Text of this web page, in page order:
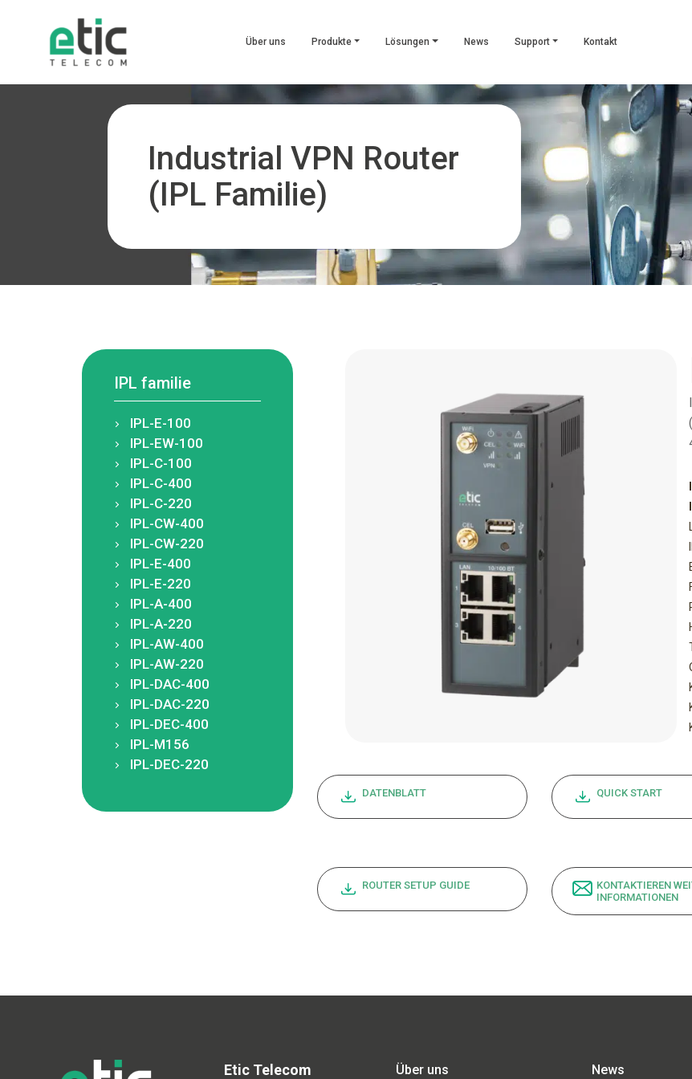
Über uns Produkte Lösungen News Support Kontakt
Industrial VPN Router
(IPL Familie)
IPL familie
IPL-E-100
IPL-EW-100
IPL-C-100
IPL-C-400
IPL-C-220
IPL-CW-400
IPL-CW-220
IPL-E-400
IPL-E-220
IPL-A-400
IPL-A-220
IPL-AW-400
IPL-AW-220
IPL-DAC-400
IPL-DAC-220
IPL-DEC-400
IPL-M156
IPL-DEC-220
DATENBLATT QUICK START
ROUTER SETUP GUIDE
KONTAKTIEREN
INFORMATIONEN
Etic Telecom Über uns News